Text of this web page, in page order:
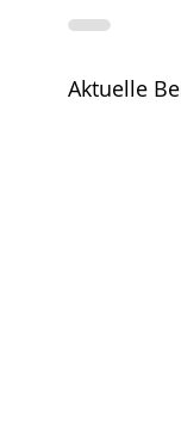
Aktuelle